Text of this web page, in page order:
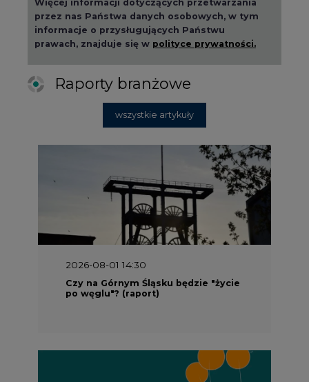
po węglu"? (raport)
2026-08-01 13:00
Wyszedł ciekawy raport o stanie
klimatu w Europie